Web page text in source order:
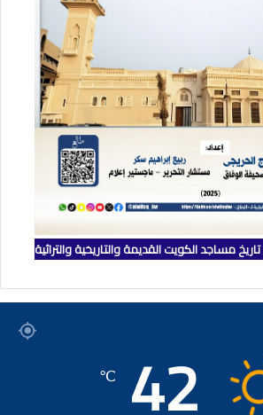
مساجد الكويت القديمة والتاريخية والتراثية
42
℃